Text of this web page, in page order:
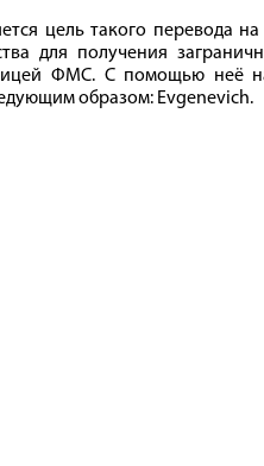
цель такого перевода
для получения
ФМС. С помощью неё
образом: Evgenevich.